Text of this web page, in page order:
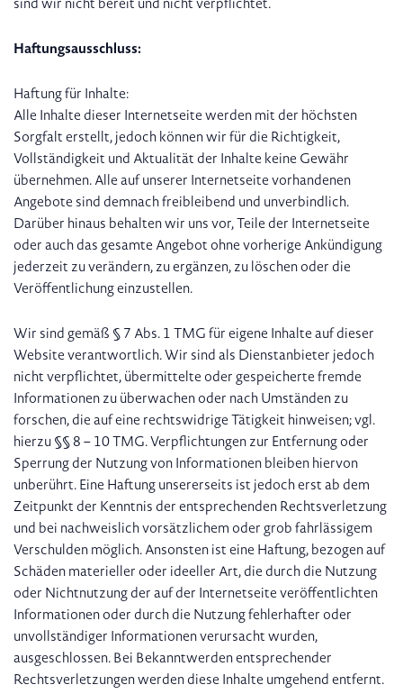
Haftungsausschluss:
Haftung für Inhalte:
Alle Inhalte dieser Internetseite werden mit der höchsten
Sorgfalt erstellt, jedoch können wir für die Richtigkeit,
Vollständigkeit und Aktualität der Inhalte keine Gewähr
übernehmen. Alle auf unserer Internetseite vorhandenen
Angebote sind demnach freibleibend und unverbindlich.
Darüber hinaus behalten wir uns vor, Teile der Internetseite
oder auch das gesamte Angebot ohne vorherige Ankündigung
jederzeit zu verändern, zu ergänzen, zu löschen oder die
Veröffentlichung einzustellen.
Wir sind gemäß § 7 Abs. 1 TMG für eigene Inhalte auf dieser
Website verantwortlich. Wir sind als Dienstanbieter jedoch
nicht verpflichtet, übermittelte oder gespeicherte fremde
Informationen zu überwachen oder nach Umständen zu
forschen, die auf eine rechtswidrige Tätigkeit hinweisen; vgl.
hierzu §§ 8 – 10 TMG. Verpflichtungen zur Entfernung oder
Sperrung der Nutzung von Informationen bleiben hiervon
unberührt. Eine Haftung unsererseits ist jedoch erst ab dem
Zeitpunkt der Kenntnis der entsprechenden Rechtsverletzung
und bei nachweislich vorsätzlichem oder grob fahrlässigem
Verschulden möglich. Ansonsten ist eine Haftung, bezogen auf
Schäden materieller oder ideeller Art, die durch die Nutzung
oder Nichtnutzung der auf der Internetseite veröffentlichten
Informationen oder durch die Nutzung fehlerhafter oder
unvollständiger Informationen verursacht wurden,
ausgeschlossen. Bei Bekanntwerden entsprechender
Rechtsverletzungen werden diese Inhalte umgehend entfernt.